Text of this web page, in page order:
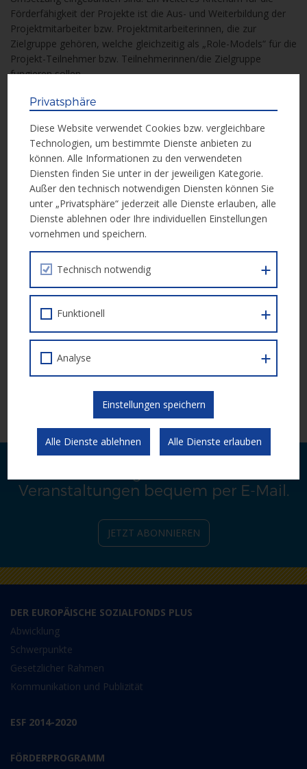
Förderfähigkeit der Projekte ist die Aus- und Weiterbildung der
Projektmitarbeiter bzw. Projektmitarbeiterinnen, die zur
Zielgruppe gehören, welche gleichzeitig als „Role-Models“ für die
Projekt-Teilnehmer bzw. Teilnehmerinnen/die Zielgruppe
fungieren sollen.
Förderzeitraum:01.05.2019 – 31.12.2022
Weitere Informationen
Weitere Informationen erhalten Sie in der folgenden Unterlage:
Call Dokument
Erläuterungen zum Finanzblatt
FAQ Stand 25.09.2018 (pdf)
Einreichung
Die Einreichung erfolgt elektronisch über die
Veranstaltungen bequem per E-Mail.
JETZT ABONNIEREN
DER EUROPÄISCHE SOZIALFONDS PLUS
Abwicklung
Schwerpunkte
Gesetzlicher Rahmen
Kommunikation und Publizität
ESF 2014-2020
FÖRDERPROGRAMM
Privatsphäre
Diese Website verwendet Cookies bzw. vergleichbare
Technologien, um bestimmte Dienste anbieten zu
können. Alle Informationen zu den verwendeten
Diensten finden Sie unter in der jeweiligen Kategorie.
Außer den technisch notwendigen Diensten können Sie
unter „Privatsphäre“ jederzeit alle Dienste erlauben, alle
Dienste ablehnen oder Ihre individuellen Einstellungen
vornehmen und speichern.
Technisch notwendig
Funktionell
Analyse
Einstellungen speichern
Alle Dienste ablehnen Alle Dienste erlauben